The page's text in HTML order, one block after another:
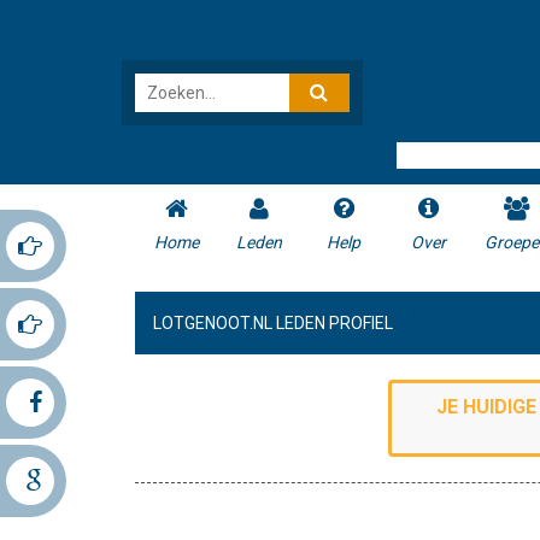
Home Leden Help Over
LOTGENOOT.NL LEDEN PROFIEL
JE